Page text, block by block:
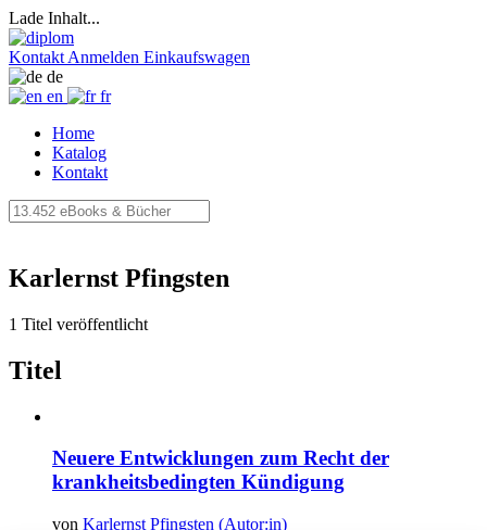
Lade Inhalt...
Kontakt Anmelden Einkaufswagen
de
en
fr
Home
Katalog
Kontakt
Karlernst Pfingsten
1 Titel veröffentlicht
Titel
Neuere Entwicklungen zum Recht der
krankheitsbedingten Kündigung
von Karlernst Pfingsten (Autor:in)